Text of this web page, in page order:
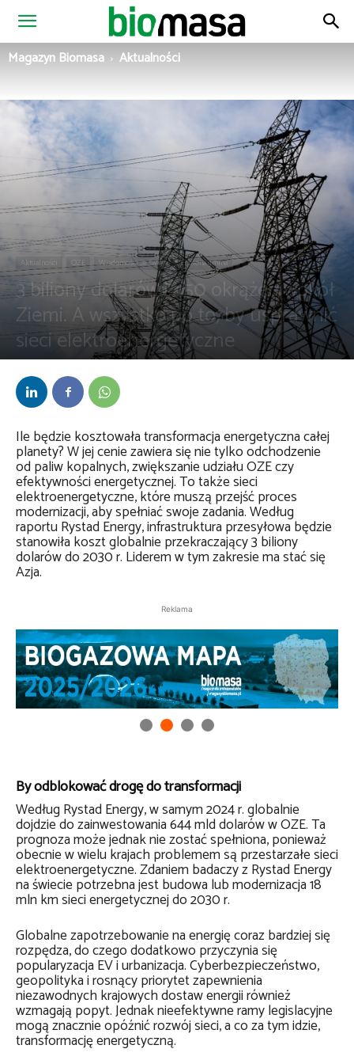
Magazyn
Magazyn Biomasa Aktualności
Aktualności OZE Wiadomości ze świata Zielona gmina
3 biliony dolarów i 450 okrążeń wokół
Ziemi. A wszystko po to, by usprawnić
sieci elektroenergetyczne
Ile będzie kosztowała transformacja energetyczna całej
planety? W jej cenie zawiera się nie tylko odchodzenie
od paliw kopalnych, zwiększanie udziału OZE czy
efektywności energetycznej. To także sieci
elektroenergetyczne, które muszą przejść proces
modernizacji, aby spełniać swoje zadania. Według
raportu Rystad Energy, infrastruktura przesyłowa będzie
stanowiła koszt globalnie przekraczający 3 biliony
dolarów do 2030 r. Liderem w tym zakresie ma stać się
Azja.
Reklama
By odblokować drogę do transformacji
Według Rystad Energy, w samym 2024 r. globalnie
dojdzie do zainwestowania 644 mld dolarów w OZE. Ta
prognoza może jednak nie zostać spełniona, ponieważ
obecnie w wielu krajach problemem są przestarzałe sieci
elektroenergetyczne. Zdaniem badaczy z Rystad Energy
na świecie potrzebna jest budowa lub modernizacja 18
mln km sieci energetycznej do 2030 r.
Globalne zapotrzebowanie na energię coraz bardziej się
rozpędza, do czego dodatkowo przyczynia się
popularyzacja EV i urbanizacja. Cyberbezpieczeństwo,
geopolityka i rosnący priorytet zapewnienia
niezawodnych krajowych dostaw energii również
wzmagają popyt. Jednak nieefektywne ramy legislacyjne
mogą znacznie opóźnić rozwój sieci, a co za tym idzie,
transformację energetyczną.